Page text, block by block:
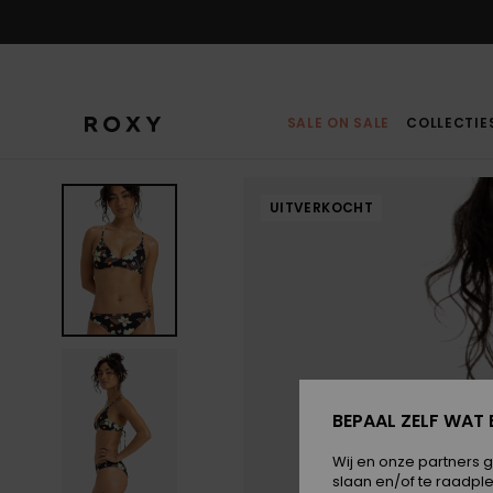
SALE ON SALE
UITVERKOCHT
BEPAAL ZELF WAT
Wij en onze partners
slaan en/of te